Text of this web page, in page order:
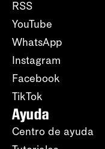
RSS
YouTube
WhatsApp
Instagram
Facebook
TikTok
Ayuda
Centro de ayuda